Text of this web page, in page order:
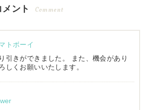
ント Comment
トボーイ
引きができました。 また、機会があり
しくお願いいたします。